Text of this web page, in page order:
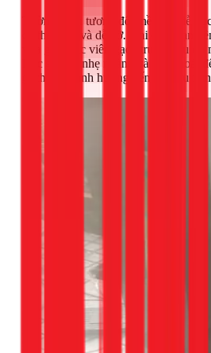
Tường gạch tương đối mềm và dễ
có thể giòn và dễ vỡ. Khi đục, bạn
vữa giữa các viên gạch trước, sau đó
Lực gõ cần nhẹ nhàng và dứt khoát
gạch hoặc ảnh hưởng đến kết cấu